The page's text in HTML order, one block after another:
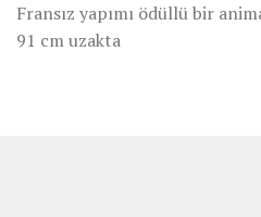
Fransız yapımı ödüllü bir
91 cm uzakta